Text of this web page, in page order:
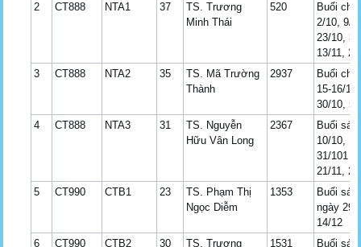
2
CT888 NTA1 37
TS. Trương
Minh Thái
520
Buổi
2/10, 9/
23/10,
13/11,
3
CT888 NTA2 35
TS. Mã Trường
Thành
2937
Buổi
15-16/
30/10, 5-
4
CT888 NTA3 31
TS. Nguyễn
Hữu Vân Long
2367
Buổi
10/10,
31/101
21/11,
5
CT990 CTB1 23
TS. Phạm Thị
Ngọc Diễm
1353
Buổi
ngày 29/
14/12
6
CT990 CTB2 30
TS. Trương
1531
Buổi